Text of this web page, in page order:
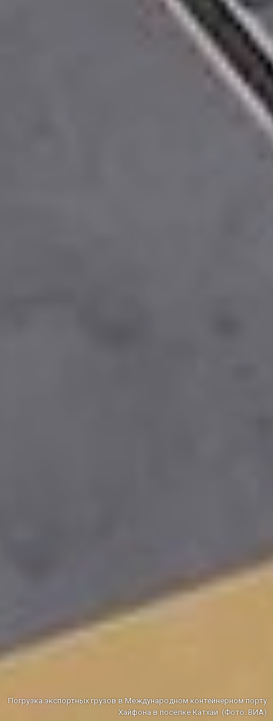
Погрузка экспортных грузов в Международном контейнерном порту
Хайфона в посёлке Катхай. (Фото: ВИА)